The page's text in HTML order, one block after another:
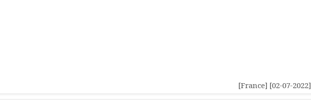
[France] [02-07-2022]